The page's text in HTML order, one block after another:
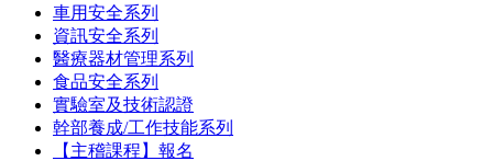
車用安全系列
資訊安全系列
醫療器材管理系列
食品安全系列
實驗室及技術認證
幹部養成/工作技能系列
【主稽課程】報名